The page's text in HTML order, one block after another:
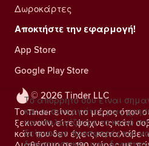
© 2026 Tinder LLC
Το Tinder είναι το μέρος όπου
ξεκινούν, είτε ψάχνεις κάτι
κάτι που δεν έχεις καταλάβει
Δωροκάρτες
Αποκτήστε την εφαρμογή!
App Store
Google Play Store
Το απόρρητό σου είναι
και οι συνεργάτες μας
να υπολογίζουμε το κοινό
δείχνουμε προσφορές και